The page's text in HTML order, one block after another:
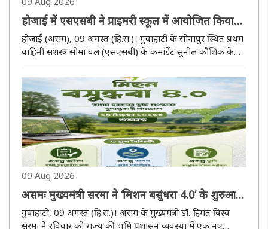
होजाई में एसएसबी ने प्राइमरी स्कूल में आयोजित किया
चित्रांकन प्रतियोगिता
होजाई (असम), 09 अगस्त (हि.स.)। गुवाहाटी के सोनापुर स्थित प्रथम
वाहिनी सशस्त्र सीमा बल (एसएसबी) के कमांडेंट सुनील कौशिक के
मार्गदर्शन में होजाई में बल के जी समवाय द्वारा आज़ादी का अमृत
महोत्सव एवं हर घर तिरंगा अभियान के अंतर्गत चित्रांकन प्रतियोगि..
09 Aug 2026
असमः मुख्यमंत्री सरमा ने ‘मिशन बसुंधरा 4.0’ के शुरुआत
की घोषणा की
गुवाहाटी, 09 अगस्त (हि.स.)। असम के मुख्यमंत्री डॉ. हिमंत बिस्व
सरमा ने रविवार को राज्य की भूमि प्रशासन व्यवस्था में एक नए